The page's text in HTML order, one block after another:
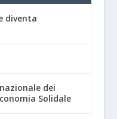
diventa
dei
Solidale